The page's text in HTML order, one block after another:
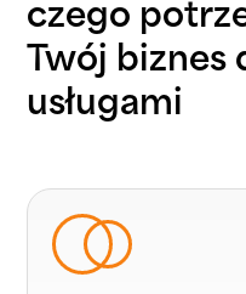
czego
Twój
usługami